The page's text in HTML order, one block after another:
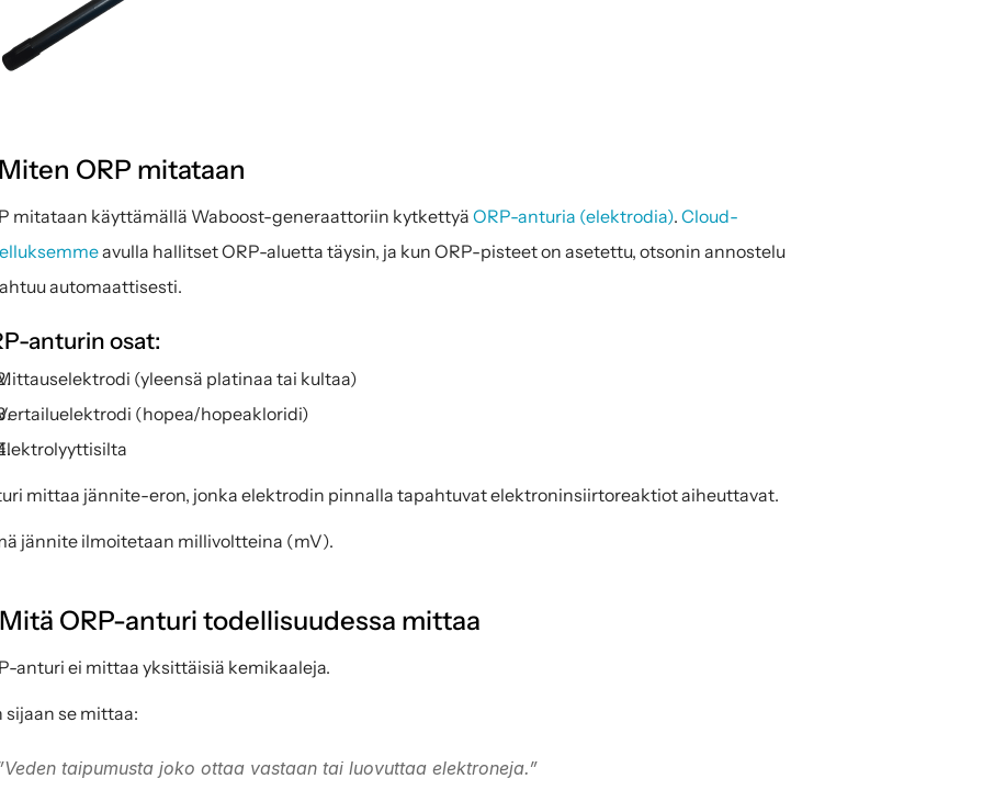
ORP mitataan
mitataan käyttämällä Waboost-generaattoriin kytkettyä ORP-anturia (elektrodia). Cloud-
avulla hallitset ORP-aluetta täysin, ja kun ORP-pisteet on asetettu, otsonin annostelu
automaattisesti.
anturin osat:
(yleensä platinaa tai kultaa)
(hopea/hopeakloridi)
mittaa jännite-eron, jonka elektrodin pinnalla tapahtuvat elektroninsiirtoreaktiot aiheuttavat.
jännite ilmoitetaan millivoltteina (mV).
ORP-anturi todellisuudessa mittaa
anturi ei mittaa yksittäisiä kemikaaleja.
sijaan se mittaa:
taipumusta joko ottaa vastaan tai luovuttaa elektroneja.”